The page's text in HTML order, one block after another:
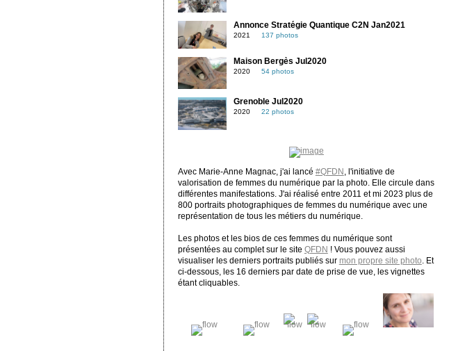
Annonce Stratégie Quantique C2N Jan2021
2021 137 photos
Maison Bergès Jul2020
2020 54 photos
Grenoble Jul2020
2020 22 photos
Avec Marie-Anne Magnac, j'ai lancé #QFDN
, l'initiative de
valorisation de femmes du numérique par la photo. Elle circule dans
différentes manifestations. J'ai réalisé entre 2011 et mi 2023 plus de
800 portraits photographiques de femmes du numérique avec une
représentation de tous les métiers du numérique.
Les photos et les bios de ces femmes du numérique sont
présentées au complet sur le site QFDN ! Vous pouvez aussi
visualiser les derniers portraits publiés sur mon propre site photo . Et
ci-dessous, les 16 derniers par date de prise de vue, les vignettes
étant cliquables.